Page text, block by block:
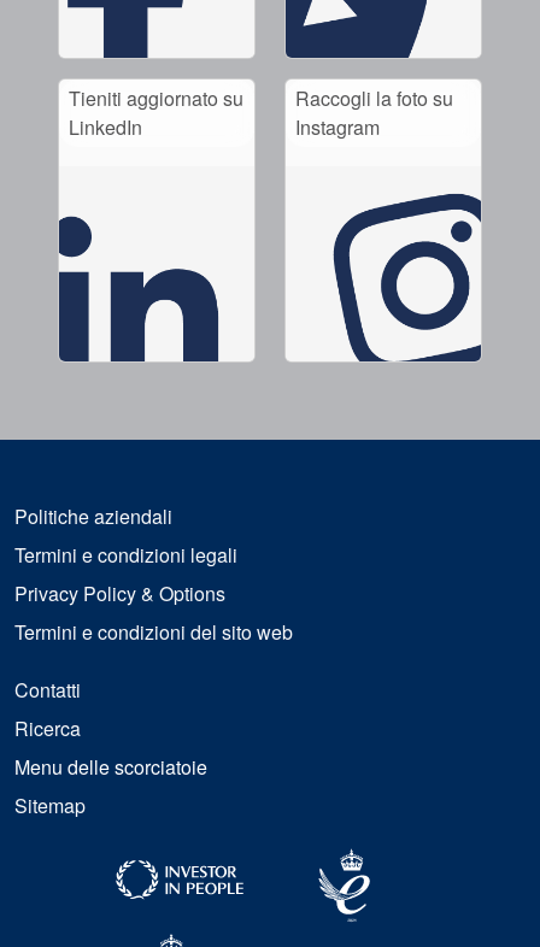
Tieniti aggiornato su
LinkedIn
Raccogli la foto su
Instagram
Politiche aziendali
Termini e condizioni legali
Privacy Policy & Options
Termini e condizioni del sito web
Contatti
Ricerca
Menu delle scorciatoie
Sitemap